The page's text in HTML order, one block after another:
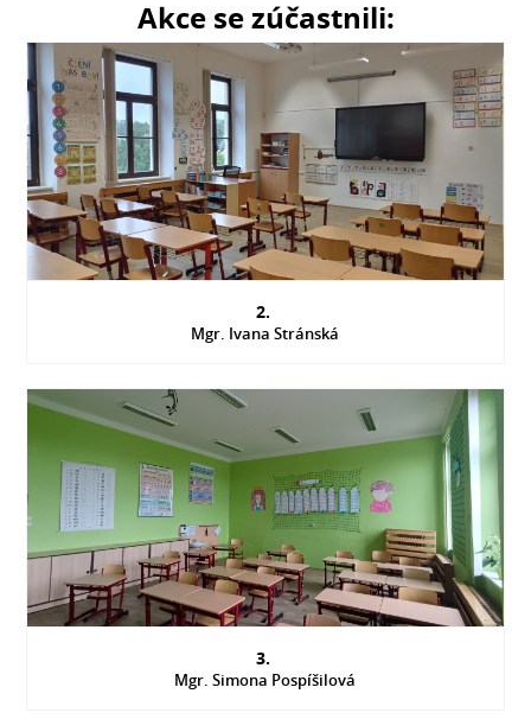
Akce se zúčastnili:
2.
Mgr. Ivana Stránská
3.
Mgr. Simona Pospíšilová